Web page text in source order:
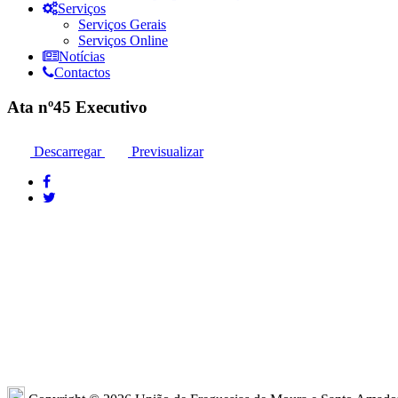
Serviços
Serviços Gerais
Serviços Online
Notícias
Contactos
Ata nº45 Executivo
Descarregar Previsualizar